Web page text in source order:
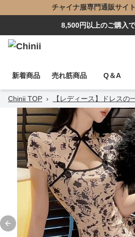
チャイナ服専門通販サイ
8,500円以上のご購入
新着商品 売れ筋商品 Q＆A
Chinii TOP › 【レディース】ドレスの
Previous slide